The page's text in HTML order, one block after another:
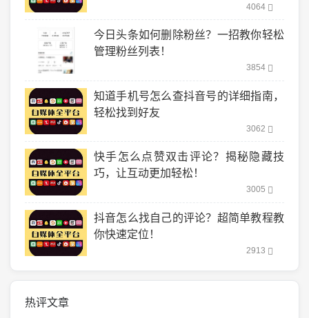
4064
今日头条如何删除粉丝？一招教你轻松
管理粉丝列表！
3854
知道手机号怎么查抖音号的详细指南，
轻松找到好友
3062
快手怎么点赞双击评论？揭秘隐藏技
巧，让互动更加轻松！
3005
抖音怎么找自己的评论？超简单教程教
你快速定位！
2913
热评文章